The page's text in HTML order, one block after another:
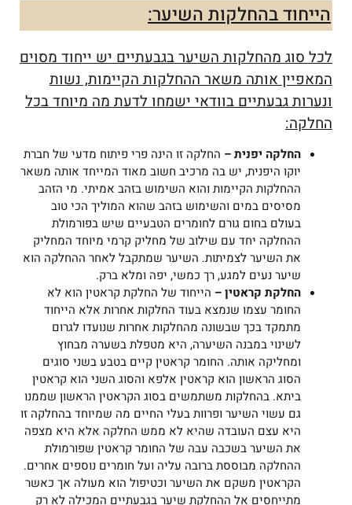
הייחוד בהחלקות השיער:
לכל סוג מהחלקות השיער בגבעתיים יש ייחוד מסוים
המאפיין אותה משאר ההחלקות הקיימות, נשות
ונערות גבעתיים בוודאי ישמחו לדעת מה מיוחד בכל
החלקה:
החלקה יפנית – החלקה זו הינה פרי פיתוח מדעי של חברת
יוקו היפנית, יש בה מרכיב חשוב מאוד המייחד אותה משאר
ההחלקות הקיימות והוא השימוש בזהב אמיתי. מי הזהב
מסיסים במים והשימוש בזהב שהוא המוליך הכי טוב
בעולם בחום גורם לחומרים הטבעיים שיש בפורמולת
ההחלקה יחד עם שילוב של מחליק קרמי מיוחד המחליק
את השיער לצמיתות. השיער שמתקבל לאחר ההחלקה הוא
שיער נעים למגע, רך כמשי, יפה ומלא ברק.
החלקת קראטין – הייחוד של החלקת קראטין הוא לא
החומר עצמו שנמצא בעוד החלקות אחרות אלא הייחוד
מתמקד בכך שבשונה מהחלקות אחרות שנועדו לגרום
לשינוי במבנה השיערה, היא מטפלת בשערה מבחוץ
ומחליקה אותה. החומר קראטין קיים בטבע בשני סוגים
הסוג הראשון הוא קראטין אלפא והסוג השני הוא קראטין
ביתא. בהחלקות משתמשים בסוג הקראטין הראשון שממנו
גם עשוי השיער ופרוות בעלי החיים מה שמיוחד בהחלקה זו
היא עצם העובדה שהיא לא ממש החלקה אלא היא מצפה
את השיער בשכבה עבה של החומר קראטין שפורמולת
ההחלקה מבוססת ברובה עליה ועל חומרים נוספים אחרים.
הקראטין משקם את השיער וכטיפול הוא מעולה אך כאשר
מתייחסים אל ההחלקת שיער בגבעתיים המכילה לא רק